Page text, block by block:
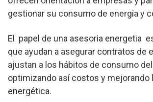
gestionar su consumo de energía y
El papel de una asesoria energetia
que ayudan a asegurar contratos de
ajustan a los hábitos de consumo
optimizando así costos y mejorando
energética.